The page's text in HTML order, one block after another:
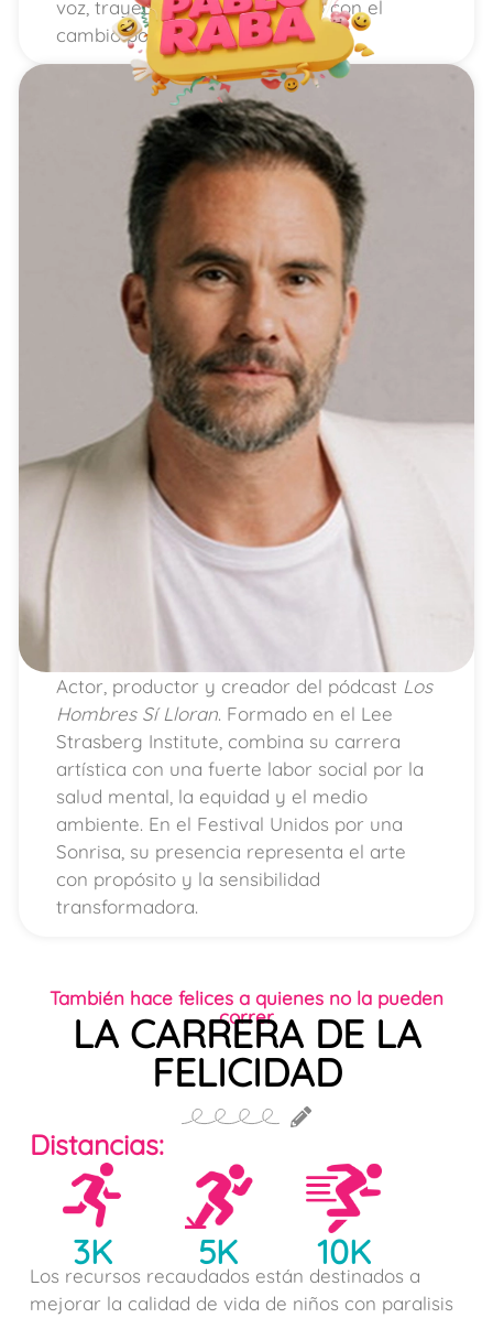
voz, trayectoria y compromiso con el
cambio positivo.​
Actor, productor y creador del pódcast Los
Hombres Sí Lloran. Formado en el Lee
Strasberg Institute, combina su carrera
artística con una fuerte labor social por la
salud mental, la equidad y el medio
ambiente. En el Festival Unidos por una
Sonrisa, su presencia representa el arte
con propósito y la sensibilidad
transformadora.
También hace felices a quienes no la pueden
correr
LA CARRERA DE LA
FELICIDAD
Distancias:
3K 5K 10K
Los recursos recaudados están destinados a
mejorar la calidad de vida de niños con paralisis